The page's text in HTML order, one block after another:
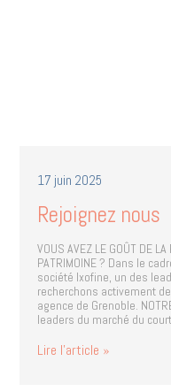
17 juin 2025
Rejoignez nous
VOUS AVEZ LE GOÛT DE
PATRIMOINE ? Dans le
société Ixofine, un des
recherchons activement
agence de Grenoble.
leaders du marché du
Lire l’article »